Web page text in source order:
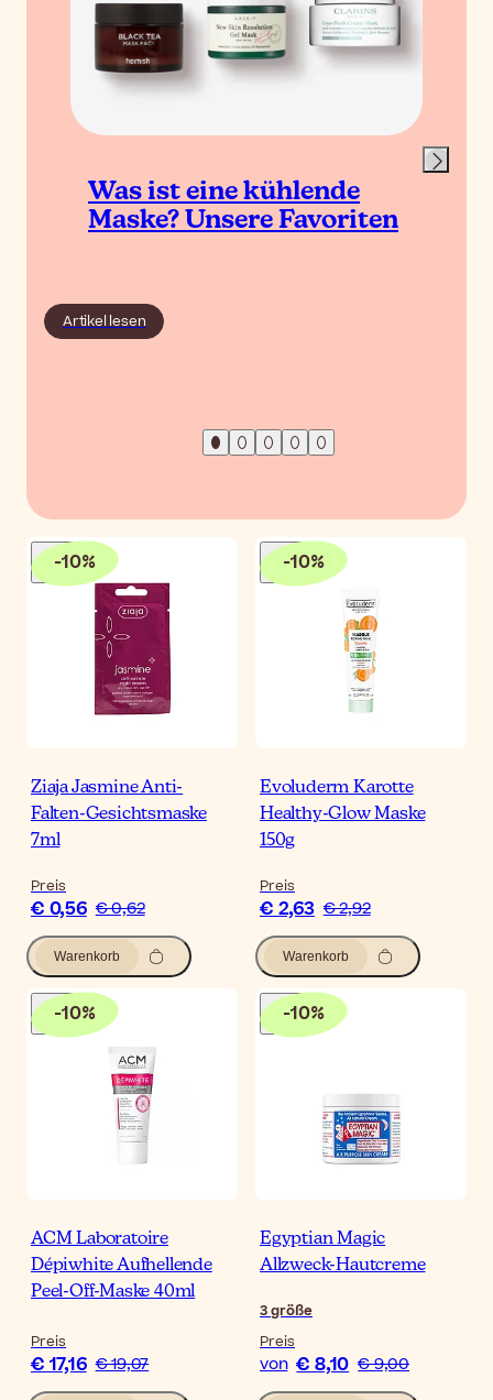
Was ist eine kühlende
Maske? Unsere Favoriten
Artikel lesen
-10%
Ziaja Jasmine Anti-
Falten-Gesichtsmaske
7ml
Preis
€ 0,56 € 0,62
Warenkorb
-10%
Evoluderm Karotte
Healthy-Glow Maske
150g
Preis
€ 2,63 € 2,92
Warenkorb
-10%
ACM Laboratoire
Dépiwhite Aufhellende
Peel-Off-Maske 40ml
Preis
€ 17,16 € 19,07
-10%
Egyptian Magic
Allzweck-Hautcreme
3größe
Preis
von € 8,10 € 9,00